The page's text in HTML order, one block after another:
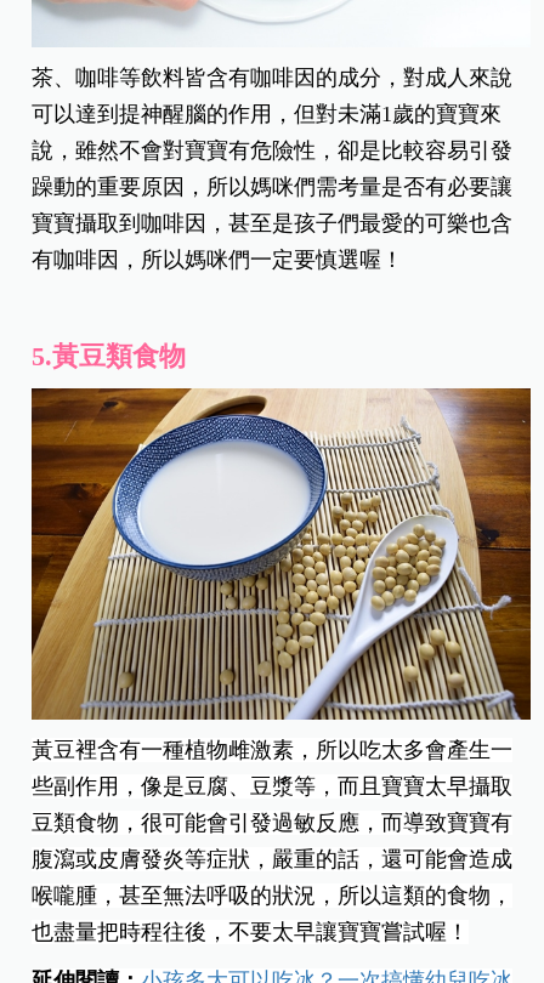
茶、咖啡等飲料皆含有咖啡因的成分，對成人來說
可以達到提神醒腦的作用，但對未滿1歲的寶寶來
說，雖然不會對寶寶有危險性，卻是比較容易引發
躁動的重要原因，所以媽咪們需考量是否有必要讓
寶寶攝取到咖啡因，甚至是孩子們最愛的可樂也含
有咖啡因，所以媽咪們一定要慎選喔！
5.黃豆類食物
黃豆裡含有一種植物雌激素，所以吃太多會產生一
些副作用，像是豆腐、豆漿等，而且寶寶太早攝取
豆類食物，很可能會引發過敏反應，而導致寶寶有
腹瀉或皮膚發炎等症狀，嚴重的話，還可能會造成
喉嚨腫，甚至無法呼吸的狀況，所以這類的食物，
也盡量把時程往後，不要太早讓寶寶嘗試喔！